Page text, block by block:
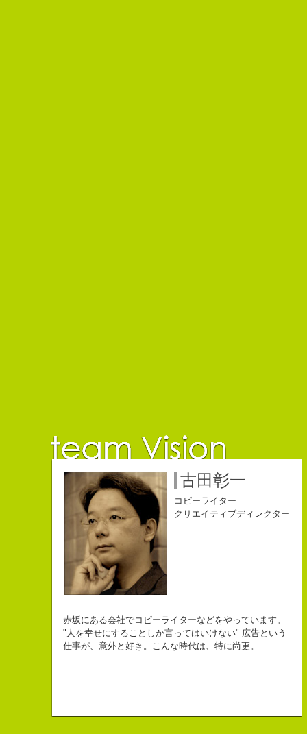
佐藤延夫
コピーライター
チームVision 事務局長
保持壮太郎
コピーライター
自己紹介ジェネレーターというサイトがある。試しにやってみた。
こんちゃっ保持壮太郎っていいます。
皆からは「保持壮太郎ピーナッツ」って呼ばれてるよ。
小山佳奈
コピーライター
なにがしか書いていられるしごとはとっても
幸せでとっても怖いですが、きょうもなんとか幸せに
生きられてる私は幸せなのかもしれません。
中村直史
コピーライター
長崎県五島市出身
３６歳
「五島列島はよいところです。
江口順也
コピーライター
Copy writer
10周年キャンペーン中です。
名雪祐平
コピーライター
クリエイティブディレクター
初対面の人によく言われる。
「きれいな名前ですね」
こう返す。「ええ、名前だけは」
古田彰一
コピーライター
クリエイティブディレクター
赤坂にある会社でコピーライターなどをやっています。
"人を幸せにすることしか言ってはいけない" 広告という
仕事が、意外と好き。こんな時代は、特に尚更。